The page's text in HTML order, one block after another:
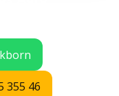
355 46